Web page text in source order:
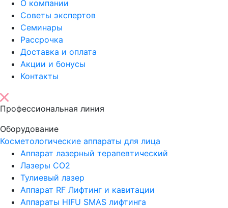
О компании
Советы экспертов
Семинары
Рассрочка
Доставка и оплата
Акции и бонусы
Контакты
Профессиональная линия
Оборудование
Косметологические аппараты для лица
Аппарат лазерный терапевтический
Лазеры CO2
Тулиевый лазер
Аппарат RF Лифтинг и кавитации
Аппараты HIFU SMAS лифтинга